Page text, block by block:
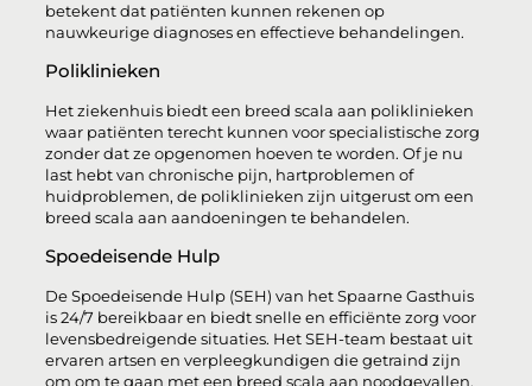
betekent dat patiënten kunnen rekenen op
nauwkeurige diagnoses en effectieve behandelingen.
Poliklinieken
Het ziekenhuis biedt een breed scala aan poliklinieken
waar patiënten terecht kunnen voor specialistische zorg
zonder dat ze opgenomen hoeven te worden. Of je nu
last hebt van chronische pijn, hartproblemen of
huidproblemen, de poliklinieken zijn uitgerust om een
breed scala aan aandoeningen te behandelen.
Spoedeisende Hulp
De Spoedeisende Hulp (SEH) van het Spaarne Gasthuis
is 24/7 bereikbaar en biedt snelle en efficiënte zorg voor
levensbedreigende situaties. Het SEH-team bestaat uit
ervaren artsen en verpleegkundigen die getraind zijn
om om te gaan met een breed scala aan noodgevallen.